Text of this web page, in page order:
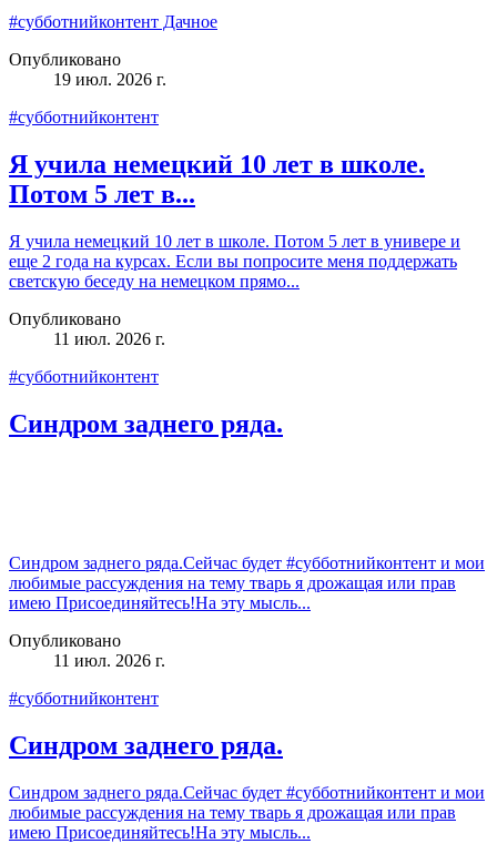
#субботнийконтент Дачное
Опубликовано
19 июл. 2026 г.
#субботнийконтент
Я учила немецкий 10 лет в школе.
Потом 5 лет в...
Я учила немецкий 10 лет в школе. Потом 5 лет в универе и
еще 2 года на курсах. Если вы попросите меня поддержать
светскую беседу на немецком прямо...
Опубликовано
11 июл. 2026 г.
#субботнийконтент
Синдром заднего ряда.
Синдром заднего ряда.Сейчас будет #субботнийконтент и мои
любимые рассуждения на тему тварь я дрожащая или прав
имею Присоединяйтесь!На эту мысль...
Опубликовано
11 июл. 2026 г.
#субботнийконтент
Синдром заднего ряда.
Синдром заднего ряда.Сейчас будет #субботнийконтент и мои
любимые рассуждения на тему тварь я дрожащая или прав
имею Присоединяйтесь!На эту мысль...